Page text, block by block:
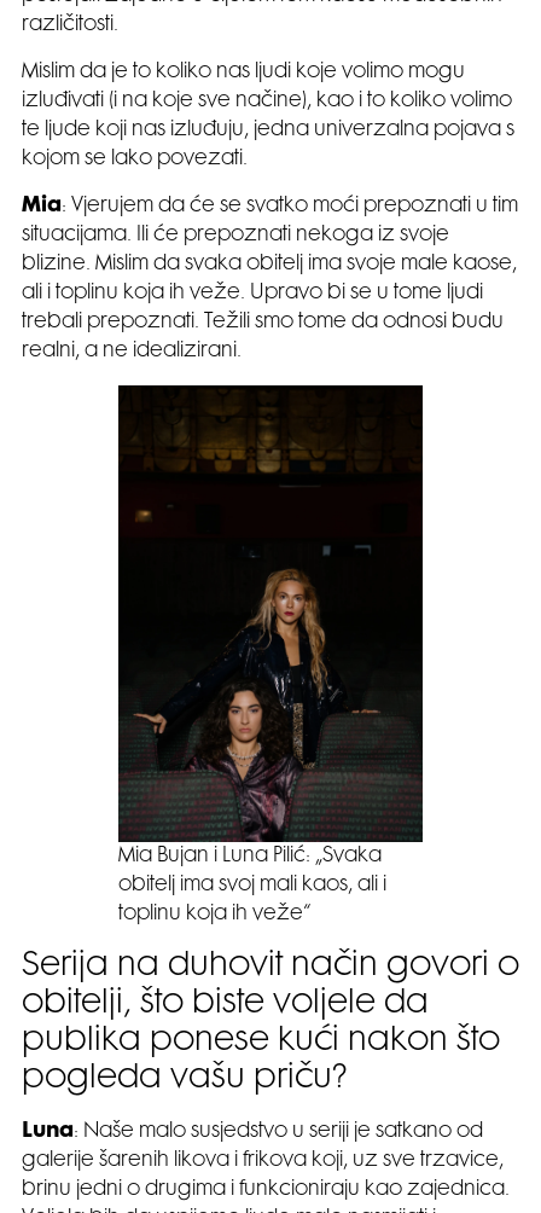
različitosti.
Mislim da je to koliko nas ljudi koje volimo mogu
izluđivati (i na koje sve načine), kao i to koliko volimo
te ljude koji nas izluđuju, jedna univerzalna pojava s
kojom se lako povezati.
Mia: Vjerujem da će se svatko moći prepoznati u tim
situacijama. Ili će prepoznati nekoga iz svoje
blizine. Mislim da svaka obitelj ima svoje male kaose,
ali i toplinu koja ih veže. Upravo bi se u tome ljudi
trebali prepoznati. Težili smo tome da odnosi budu
realni, a ne idealizirani.
Mia Bujan i Luna Pilić: „Svaka
obitelj ima svoj mali kaos, ali i
toplinu koja ih veže“
Serija na duhovit način govori o
obitelji, što biste voljele da
publika ponese kući nakon što
pogleda vašu priču?
Luna: Naše malo susjedstvo u seriji je satkano od
galerije šarenih likova i frikova koji, uz sve trzavice,
brinu jedni o drugima i funkcioniraju kao zajednica.